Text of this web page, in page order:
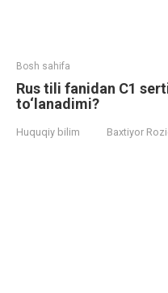
Bosh sahifa
Rus tili fanidan C1
to‘lanadimi?
Huquqiy bilim Baxtiyor